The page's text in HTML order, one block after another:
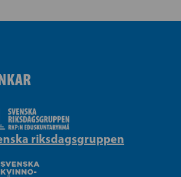
riksdagsgruppen